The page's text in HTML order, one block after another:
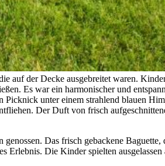
auf der Decke ausgebreitet waren.
Es war ein harmonischer und
unter einem strahlend blauen
Der Duft von frisch
Das frisch gebackene
Die Kinder spielten